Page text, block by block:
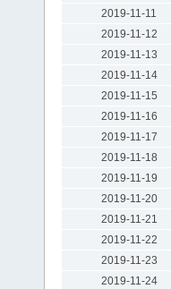
2019-11-11
2019-11-12
2019-11-13
2019-11-14
2019-11-15
2019-11-16
2019-11-17
2019-11-18
2019-11-19
2019-11-20
2019-11-21
2019-11-22
2019-11-23
2019-11-24